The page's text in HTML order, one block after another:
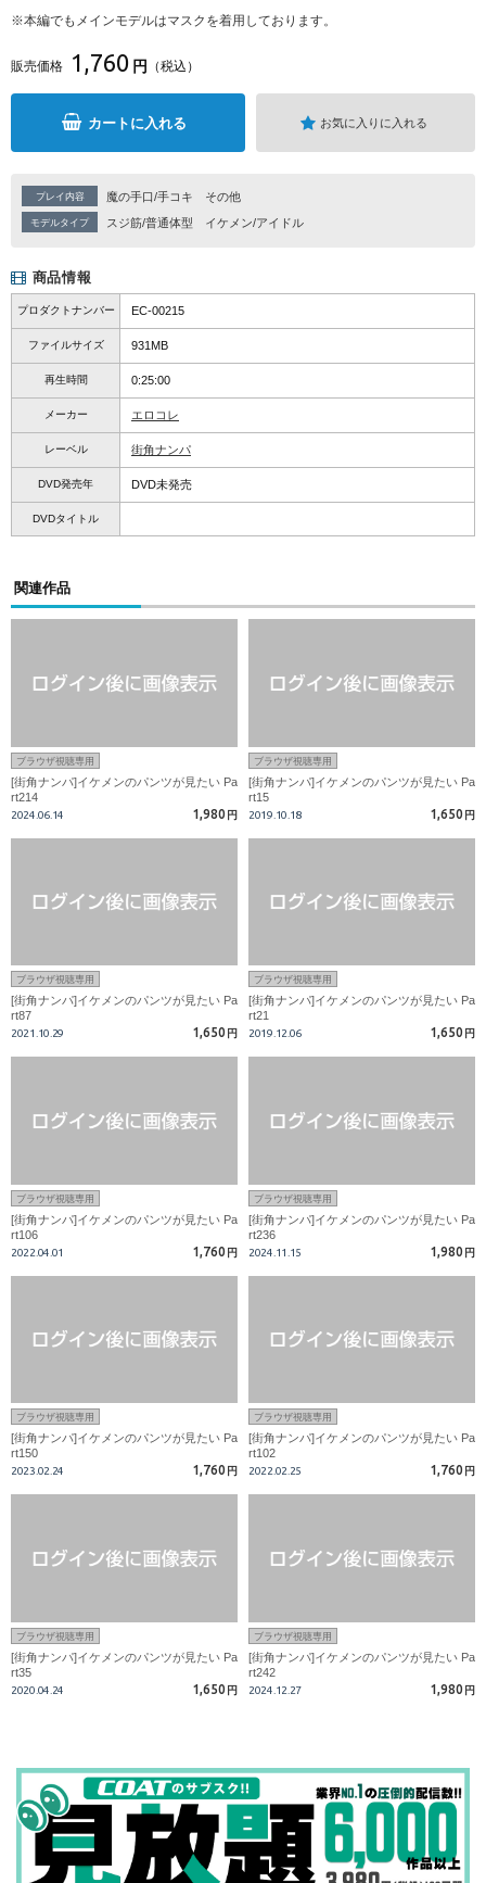
※本編でもメインモデルはマスクを着用しております。
販売価格 1,760 円 （税込）
カートに入れる お気に入りに入れる
プレイ内容 魔の手口/手コキ その他
モデルタイプ スジ筋/普通体型 イケメン/アイドル
商品情報
プロダクトナンバー EC-00215
ファイルサイズ 931MB
再生時間 0:25:00
メーカー エロコレ
レーベル 街角ナンパ
DVD発売年 DVD未発売
DVDタイトル
関連作品
ブラウザ視聴専用
[街角ナンパ]イケメンのパンツが見たい Pa
rt214
2024.06.14 1,980 円
ブラウザ視聴専用
[街角ナンパ]イケメンのパンツが見たい Pa
rt15
2019.10.18 1,650 円
ブラウザ視聴専用
[街角ナンパ]イケメンのパンツが見たい Pa
rt87
2021.10.29 1,650 円
ブラウザ視聴専用
[街角ナンパ]イケメンのパンツが見たい Pa
rt21
2019.12.06 1,650 円
ブラウザ視聴専用
[街角ナンパ]イケメンのパンツが見たい Pa
rt106
2022.04.01 1,760 円
ブラウザ視聴専用
[街角ナンパ]イケメンのパンツが見たい Pa
rt236
2024.11.15 1,980 円
ブラウザ視聴専用
[街角ナンパ]イケメンのパンツが見たい Pa
rt150
2023.02.24 1,760 円
ブラウザ視聴専用
[街角ナンパ]イケメンのパンツが見たい Pa
rt102
2022.02.25 1,760 円
ブラウザ視聴専用
[街角ナンパ]イケメンのパンツが見たい Pa
rt35
2020.04.24 1,650 円
ブラウザ視聴専用
[街角ナンパ]イケメンのパンツが見たい Pa
rt242
2024.12.27 1,980 円